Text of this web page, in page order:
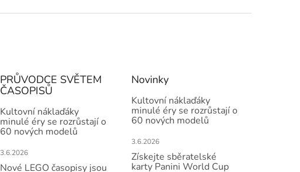
PRŮVODCE SVĚTEM
ČASOPISŮ
Kultovní náklaďáky
minulé éry se rozrůstají o
60 nových modelů
3.6.2026
Nové LEGO časopisy jsou
Novinky
Kultovní náklaďáky
minulé éry se rozrůstají o
60 nových modelů
3.6.2026
Získejte sběratelské
karty Panini World Cup